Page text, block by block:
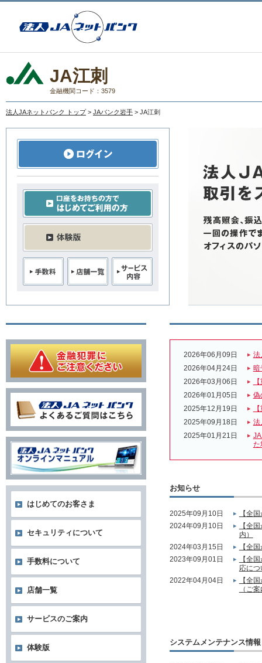
JA江刺
金融機関コード：3579
法人JAネットバンク トップ > JAバンク岩手 > JA江刺
2026年06月09日
法
2026年04月24日
暗
2026年03月06日
2026年01月05日
偽
2025年12月19日
2025年09月18日
法
2025年01月21日
た
お知らせ
2025年09月10日
【全
2024年09月10日
【全
内）
2024年03月15日
【全
2023年09月01日
【全
応に
2022年04月04日
【全
（ご
システムメンテナンス情報
はじめてのお客さま
セキュリティについて
手数料について
店舗一覧
サービスのご案内
体験版